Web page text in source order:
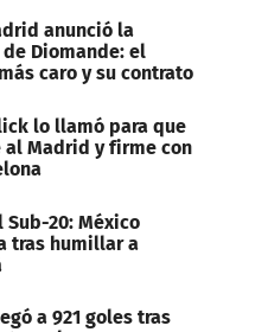
anunció la
Diomande: el
caro y su contrato
lo llamó para que
al Madrid y firme con
Sub-20: México
tras humillar a
a 921 goles tras